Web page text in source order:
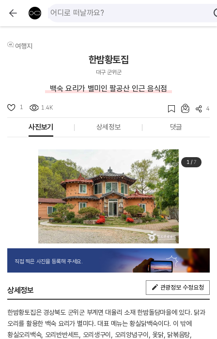
여행지
한밤황토집
대구 군위군
백숙 요리가 별미인 팔공산 인근 음식점
1 1.4K 4
사진보기 상세정보 댓글
1/ 7
직접 찍은 사진을 등록해 주세요.
상세정보 관광정보 수정요청
한밤황토집은 경상북도 군위군 부계면 대율리 소재 한밤돌담마을에 있다. 닭과
오리를 활용한 백숙 요리가 별미다. 대표 메뉴는 황실닭백숙이다. 이 밖에
황실오리백숙, 오리반반세트, 오리생구이, 오리양념구이, 옻닭, 닭볶음탕,